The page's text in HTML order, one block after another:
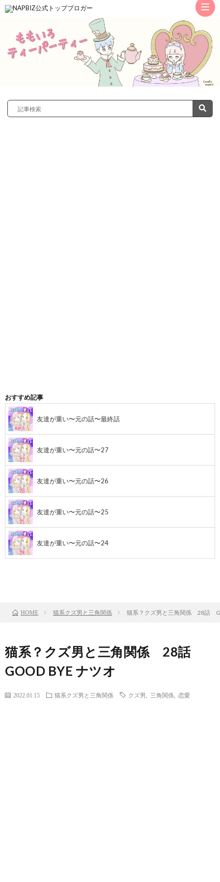
ト
ッ
プ
サ
レ
おすすめ記事
友達が重い〜元の話〜最終話
友達が重い〜元の話〜27
友達が重い〜元の話〜26
友達が重い〜元の話〜25
友達が重い〜元の話〜24
HOME 猫系クズ男と三角関係 猫系？クズ男と三角関係 28話
猫系？クズ男と三角関係 28話
GOOD BYE ナツオ
2022.01.15 猫系クズ男と三角関係 クズ男 三角関係 恋愛